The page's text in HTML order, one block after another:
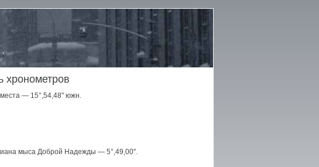
хронометров
— 15°,54,48" южн.
мыса Доброй Надежды — 5°,49,00".